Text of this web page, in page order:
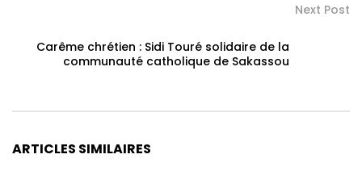
Next Post
Carême chrétien : Sidi Touré solidaire de la
communauté catholique de Sakassou
ARTICLES SIMILAIRES